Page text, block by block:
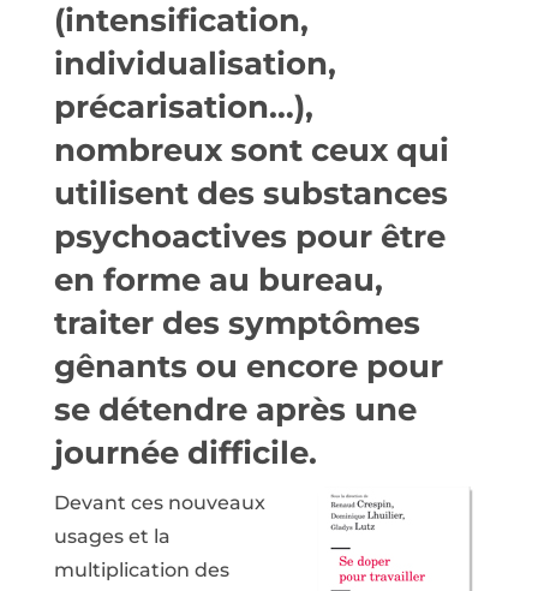
(intensification,
individualisation,
précarisation…),
nombreux sont ceux qui
utilisent des substances
psychoactives pour être
en forme au bureau,
traiter des symptômes
gênants ou encore pour
se détendre après une
journée difficile.
Devant ces nouveaux
usages et la
multiplication des